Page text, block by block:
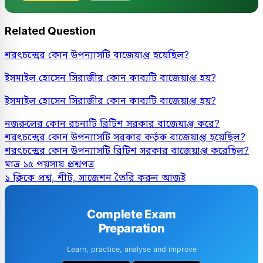
Related Question
শরৎচন্দ্রের কোন উপন্যাসটি বাজেয়াপ্ত হয়েছিল?
ইসমাইল হোসেন সিরাজীর কোন কাব্যটি বাজেয়াপ্ত হয়?
ইসমাইল হোসেন সিরাজীর কোন কাব্যটি বাজেয়াপ্ত হয়?
নজরুলের কোন রচনাটি ব্রিটিশ সরকার বাজেয়াপ্ত করে?
শরৎচন্দ্রের কোন উপন্যাসটি সরকার কর্তৃক বাজেয়াপ্ত হয়েছিল?
শরৎচন্দ্রের কোন উপন্যাসটি ব্রিটিশ সরকার বাজেয়াপ্ত করেছিল?
মাত্র ১৫ পয়সায় প্রশ্নপত্র
১ ক্লিকে প্রশ্ন, শীট, সাজেশন তৈরি করুন আজই
Complete Exam
Preparation
Learn, practice, analyse and improve